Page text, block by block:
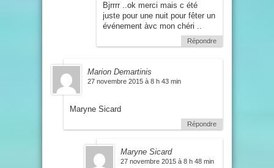
Bjrrrr ..ok merci mais c été
juste pour une nuit pour fêter un
événement àvc mon chéri ..
Répondre
Marion Demartinis
27 novembre 2015 à 8 h 43 min
Maryne Sicard
Répondre
Maryne Sicard
27 novembre 2015 à 8 h 48 min